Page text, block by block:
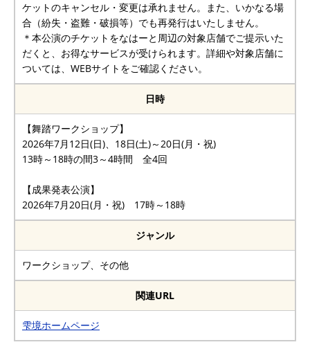
ケットのキャンセル・変更は承れません。また、いかなる場
合（紛失・盗難・破損等）でも再発行はいたしません。
＊本公演のチケットをなはーと周辺の対象店舗でご提示いた
だくと、お得なサービスが受けられます。詳細や対象店舗に
ついては、WEBサイトをご確認ください。
日時
【舞踏ワークショップ】
2026年7月12日(日)、18日(土)～20日(月・祝)
13時～18時の間3～4時間 全4回
【成果発表公演】
2026年7月20日(月・祝) 17時～18時
ジャンル
ワークショップ、その他
関連URL
雫境ホームページ